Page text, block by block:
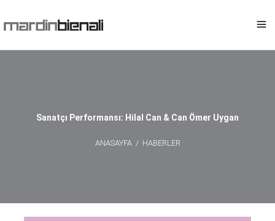
Sanatçı Performansı: Hilal Can & Can Ömer Uygan
ANASAYFA/ HABERLER